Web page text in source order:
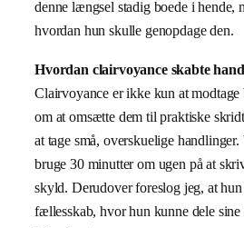
denne længsel stadig boede i hende,
hvordan hun skulle genopdage den.
Hvordan clairvoyance skabte
Clairvoyance er ikke kun at modtage
om at omsætte dem til praktiske
at tage små, overskuelige
bruge 30 minutter om ugen på at
skyld. Derudover foreslog jeg, at
fællesskab, hvor hun kunne dele